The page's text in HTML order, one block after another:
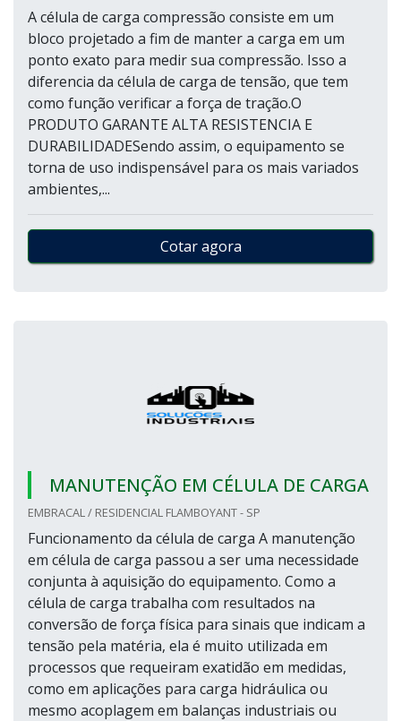
A célula de carga compressão consiste em um
bloco projetado a fim de manter a carga em um
ponto exato para medir sua compressão. Isso a
diferencia da célula de carga de tensão, que tem
como função verificar a força de tração.O
PRODUTO GARANTE ALTA RESISTENCIA E
DURABILIDADESendo assim, o equipamento se
torna de uso indispensável para os mais variados
ambientes,...
Cotar agora
MANUTENÇÃO EM CÉLULA DE CARGA
EMBRACAL / RESIDENCIAL FLAMBOYANT - SP
Funcionamento da célula de carga A manutenção
em célula de carga passou a ser uma necessidade
conjunta à aquisição do equipamento. Como a
célula de carga trabalha com resultados na
conversão de força física para sinais que indicam a
tensão pela matéria, ela é muito utilizada em
processos que requeiram exatidão em medidas,
como em aplicações para carga hidráulica ou
mesmo acoplagem em balanças industriais ou